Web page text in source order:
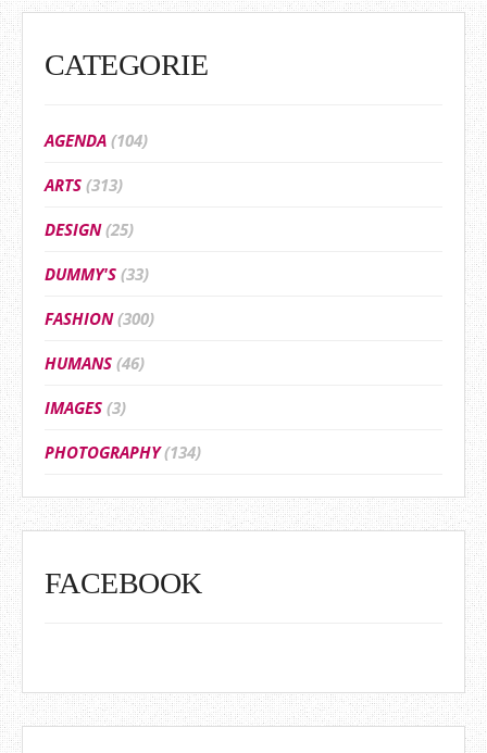
CATEGORIE
AGENDA (104)
ARTS (313)
DESIGN(25)
DUMMY'S (33)
FASHION(300)
HUMANS (46)
IMAGES (3)
PHOTOGRAPHY(134)
FACEBOOK